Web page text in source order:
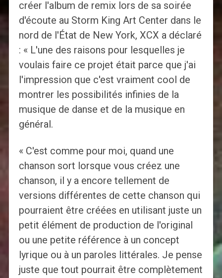
créer l'album de remix lors de sa soirée
d'écoute au Storm King Art Center dans le
nord de l'État de New York, XCX a déclaré
: « L'une des raisons pour lesquelles je
voulais faire ce projet était parce que j'ai
l'impression que c'est vraiment cool de
montrer les possibilités infinies de la
musique de danse et de la musique en
général.
« C'est comme pour moi, quand une
chanson sort lorsque vous créez une
chanson, il y a encore tellement de
versions différentes de cette chanson qui
pourraient être créées en utilisant juste un
petit élément de production de l'original
ou une petite référence à un concept
lyrique ou à un paroles littérales. Je pense
juste que tout pourrait être complètement